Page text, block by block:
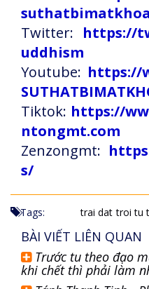
Twitter: https://
uddhism
Youtube: https://
Tiktok: https://
ntongmt.com
Zenzongmt:
s/
Tags: trai dat troi tu
BÀI VIẾT LIÊN QUAN
Trước tu theo đạo
khi chết thì phải làm